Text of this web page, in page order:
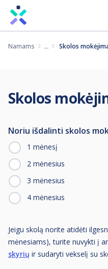
Pereiti
turinį
Namams Skolos
Skolos
Noriu išdalinti skolos
1 mėnesį
2 mėnesius
3 mėnesius
4 mėnesius
Jeigu skolą norite atidėti
mėnesiams), turite nuvykti į
skyrių ir sudaryti vekselį su